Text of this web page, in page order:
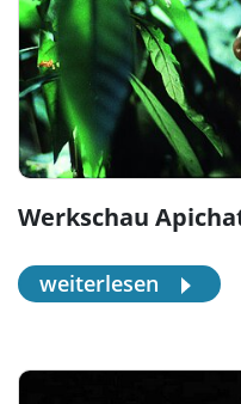
Werkschau
weiterlesen